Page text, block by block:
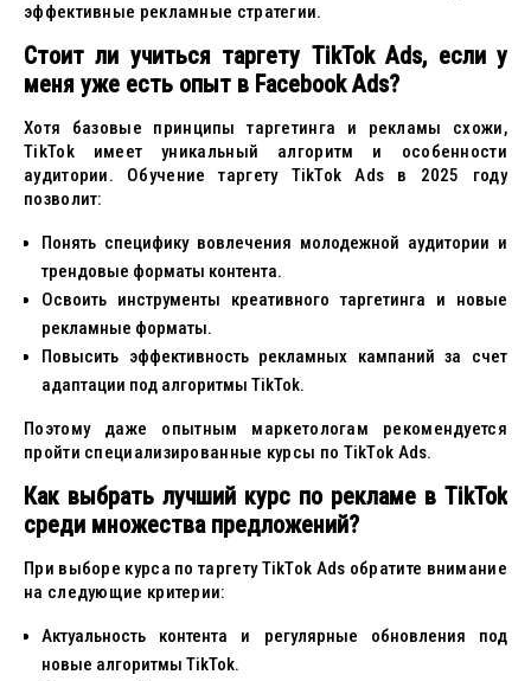
эффективные рекламные стратегии.
Стоит ли учиться таргету TikTok Ads, если у
меня уже есть опыт в Facebook Ads?
Хотя базовые принципы таргетинга и рекламы схожи,
TikTok имеет уникальный алгоритм и особенности
аудитории. Обучение таргету TikTok Ads в 2025 году
позволит:
Понять специфику вовлечения молодежной аудитории и
трендовые форматы контента.
Освоить инструменты креативного таргетинга и новые
рекламные форматы.
Повысить эффективность рекламных кампаний за счет
адаптации под алгоритмы TikTok.
Поэтому даже опытным маркетологам рекомендуется
пройти специализированные курсы по TikTok Ads.
Как выбрать лучший курс по рекламе в TikTok
среди множества предложений?
При выборе курса по таргету TikTok Ads обратите внимание
на следующие критерии:
Актуальность контента и регулярные обновления под
новые алгоритмы TikTok.